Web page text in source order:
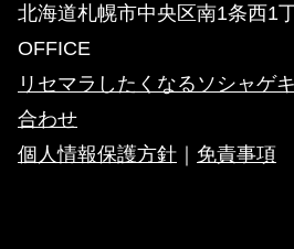
北海道札幌市中央区南1条西1
OFFICE
リセマラしたくなるソシャゲ
合わせ
個人情報保護方針 ｜ 免責事項